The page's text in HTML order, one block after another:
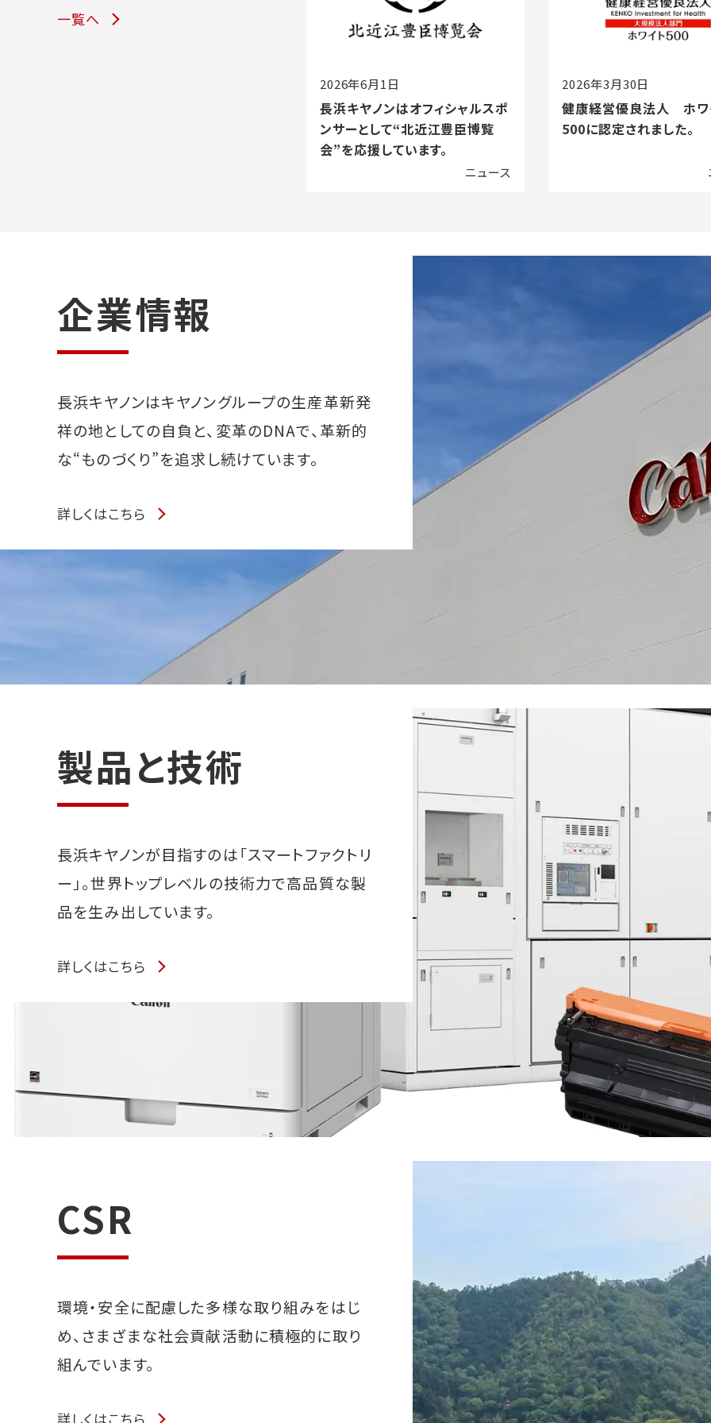
一覧へ
2026年6月1日
長浜キヤノンはオフィシャルスポ
ンサーとして“北近江豊臣博覧
会”を応援しています。
ニュース
2026年3月30日
健康経営優良法人 ホワ
500に認定されました。
企業情報
長浜キヤノンはキヤノングループの生産革新発
祥の地としての自負と、変革のDNAで、革新的
な“ものづくり”を追求し続けています。
詳しくはこちら
ビジョン・社長挨拶
製品と技術
長浜キヤノンが目指すのは「スマートファクトリ
ー」。世界トップレベルの技術力で高品質な製
品を生み出しています。
詳しくはこちら
レーザービームプリンター
トナーカートリッジ
半導体露光装置ユニット
CSR
環境・安全に配慮した多様な取り組みをはじ
め、さまざまな社会貢献活動に積極的に取り
組んでいます。
詳しくはこちら
環境活動
安全衛生活動